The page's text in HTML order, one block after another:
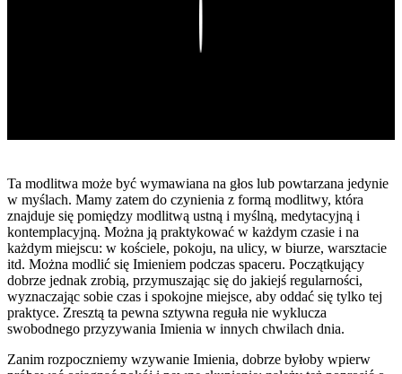
Ta modlitwa może być wymawiana na głos lub powtarzana jedynie
w myślach. Mamy zatem do czynienia z formą modlitwy, która
znajduje się pomiędzy modlitwą ustną i myślną, medytacyjną i
kontemplacyjną. Można ją praktykować w każdym czasie i na
każdym miejscu: w kościele, pokoju, na ulicy, w biurze, warsztacie
itd. Można modlić się Imieniem podczas spaceru. Początkujący
dobrze jednak zrobią, przymuszając się do jakiejś regularności,
wyznaczając sobie czas i spokojne miejsce, aby oddać się tylko tej
praktyce. Zresztą ta pewna sztywna reguła nie wyklucza
swobodnego przyzywania Imienia w innych chwilach dnia.
Zanim rozpoczniemy wzywanie Imienia, dobrze byłoby wpierw